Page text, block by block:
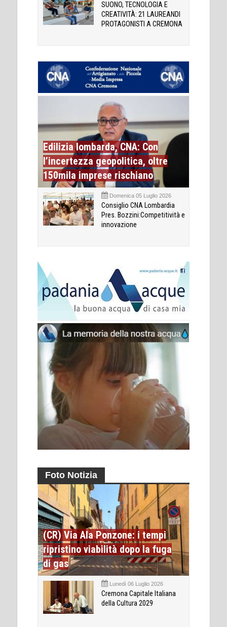
SUONO, TECNOLOGIA E
CREATIVITÀ: 21 LAUREANDI
PROTAGONISTI A CREMONA
Edilizia lombarda, CNA: Con
l’incertezza geopolitica, oltre
150mila imprese rischiano
Domenica 05 Luglio 2026
Consiglio CNA Lombardia
Pres. Bozzini:Competitività e
innovazione
Foto Notizia
(CR) Via Ala Ponzone: i tempi
ripristino viabilità dopo la fuga
di gas
Lunedì 06 Luglio 2026
Cremona Capitale Italiana
della Cultura 2029